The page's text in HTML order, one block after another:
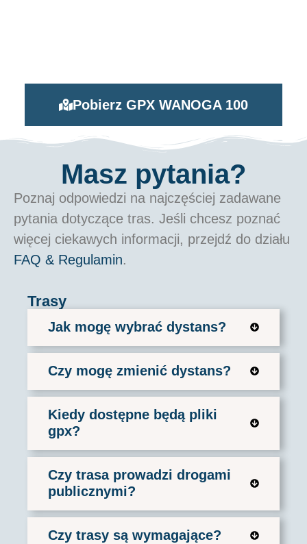
Pobierz GPX WANOGA 100
Masz pytania?
Poznaj odpowiedzi na najczęściej zadawane
pytania dotyczące tras. Jeśli chcesz poznać
więcej ciekawych informacji, przejdź do działu
FAQ & Regulamin.
Trasy
Jak mogę wybrać dystans?
Czy mogę zmienić dystans?
Kiedy dostępne będą pliki
gpx?
Czy trasa prowadzi drogami
publicznymi?
Czy trasy są wymagające?